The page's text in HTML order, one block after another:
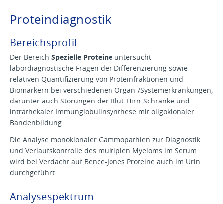
Proteindiagnostik
Bereichsprofil
Der Bereich Spezielle Proteine untersucht
labordiagnostische Fragen der Differenzierung sowie
relativen Quantifizierung von Proteinfraktionen und
Biomarkern bei verschiedenen Organ-/Systemerkrankungen,
darunter auch Störungen der Blut-Hirn-Schranke und
intrathekaler Immunglobulinsynthese mit oligoklonaler
Bandenbildung.
Die Analyse monoklonaler Gammopathien zur Diagnostik
und Verlaufskontrolle des multiplen Myeloms im Serum
wird bei Verdacht auf Bence-Jones Proteine auch im Urin
durchgeführt.
Analysespektrum